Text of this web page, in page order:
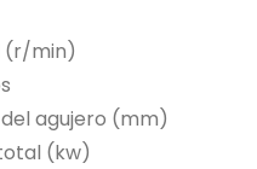
(r/min)
agujero (mm)
(kw)